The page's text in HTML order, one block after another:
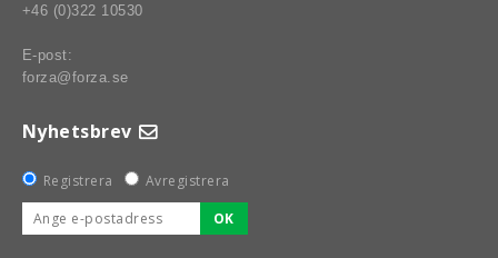
+46 (0)322 10530
E-post:
forza@forza.se
Nyhetsbrev
Registrera
Avregistrera
OK